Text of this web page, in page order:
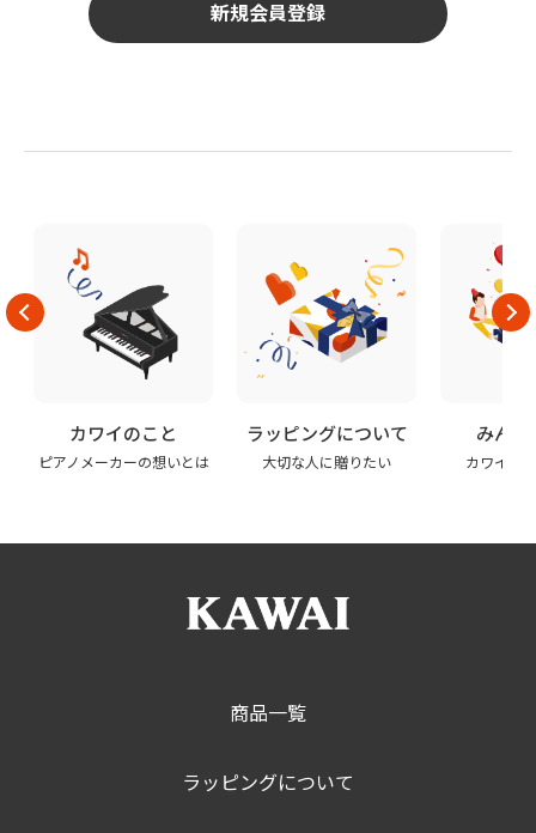
カワイのこと
ピアノメーカーの想いとは
ラッピングについて
大切な人に贈りたい
みんな
カワイの
商品一覧
ラッピングについて